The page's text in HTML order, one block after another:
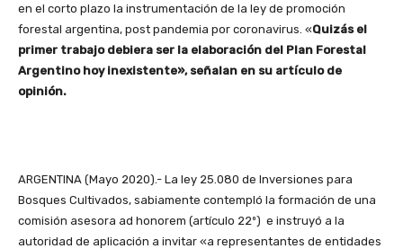
en el corto plazo la instrumentación de la ley de promoción
forestal argentina, post pandemia por coronavirus. «Quizás el
primer trabajo debiera ser la elaboración del Plan Forestal
Argentino hoy inexistente», señalan en su artículo de
opinión.
ARGENTINA (Mayo 2020).- La ley 25.080 de Inversiones para
Bosques Cultivados, sabiamente contempló la formación de una
comisión asesora ad honorem (artículo 22º) e instruyó a la
autoridad de aplicación a invitar «a representantes de entidades